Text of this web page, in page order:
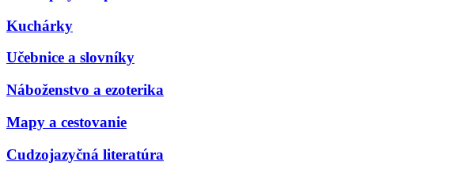
Kuchárky
Učebnice a slovníky
Náboženstvo a ezoterika
Mapy a cestovanie
Cudzojazyčná literatúra